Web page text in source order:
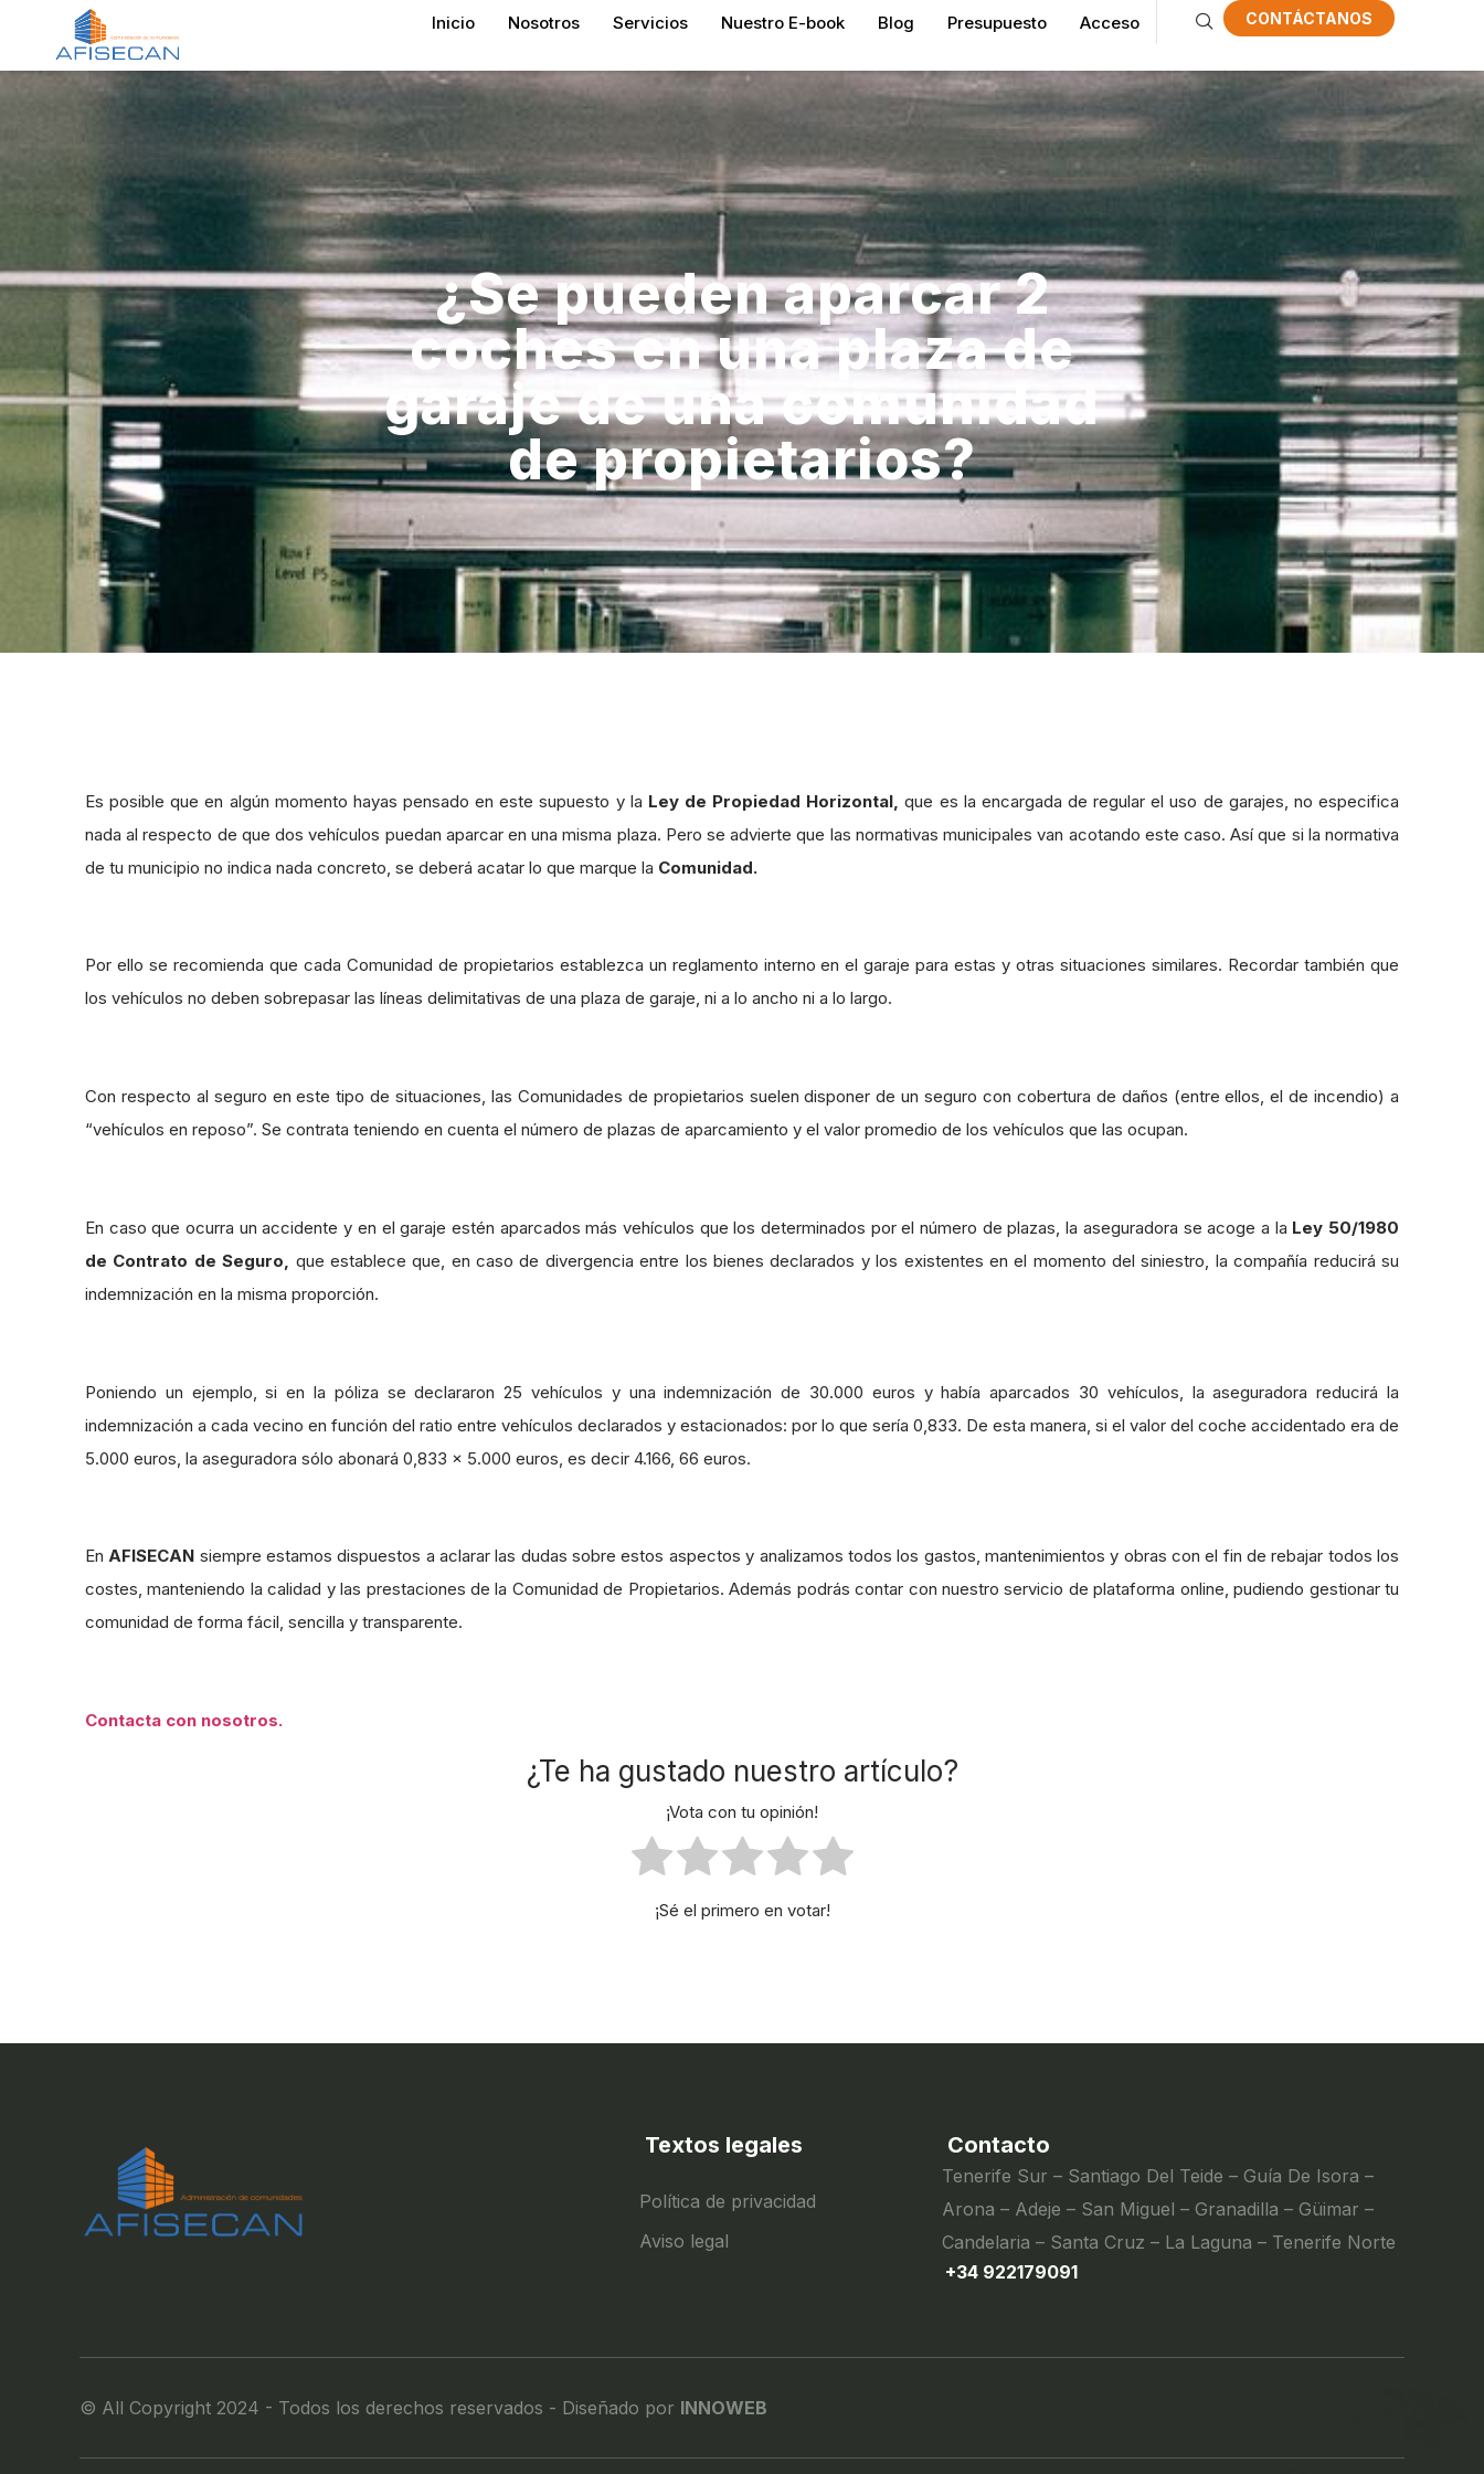
Inicio Nosotros Servicios Nuestro E-book Blog Presupuesto Acceso CONTÁCTANOS
¿Se pueden aparcar 2
coches en una plaza de
garaje de una comunidad
de propietarios?
Es posible que en algún momento hayas pensado en este supuesto y la Ley de Propiedad Horizontal, que es la encargada de regular el uso de garajes, no especifica
nada al respecto de que dos vehículos puedan aparcar en una misma plaza. Pero se advierte que las normativas municipales van acotando este caso. Así que si la normativa
de tu municipio no indica nada concreto, se deberá acatar lo que marque la Comunidad.
Por ello se recomienda que cada Comunidad de propietarios establezca un reglamento interno en el garaje para estas y otras situaciones similares. Recordar también que
los vehículos no deben sobrepasar las líneas delimitativas de una plaza de garaje, ni a lo ancho ni a lo largo.
Con respecto al seguro en este tipo de situaciones, las Comunidades de propietarios suelen disponer de un seguro con cobertura de daños (entre ellos, el de incendio) a
“vehículos en reposo”. Se contrata teniendo en cuenta el número de plazas de aparcamiento y el valor promedio de los vehículos que las ocupan.
En caso que ocurra un accidente y en el garaje estén aparcados más vehículos que los determinados por el número de plazas, la aseguradora se acoge a la Ley 50/1980
de Contrato de Seguro, que establece que, en caso de divergencia entre los bienes declarados y los existentes en el momento del siniestro, la compañía reducirá su
indemnización en la misma proporción.
Poniendo un ejemplo, si en la póliza se declararon 25 vehículos y una indemnización de 30.000 euros y había aparcados 30 vehículos, la aseguradora reducirá la
indemnización a cada vecino en función del ratio entre vehículos declarados y estacionados: por lo que sería 0,833. De esta manera, si el valor del coche accidentado era de
5.000 euros, la aseguradora sólo abonará 0,833 x 5.000 euros, es decir 4.166, 66 euros.
EnAFISECAN siempre estamos dispuestos a aclarar las dudas sobre estos aspectos y analizamos todos los gastos, mantenimientos y obras con el fin de rebajar todos los
costes, manteniendo la calidad y las prestaciones de la Comunidad de Propietarios. Además podrás contar con nuestro servicio de plataforma online, pudiendo gestionar tu
comunidad de forma fácil, sencilla y transparente.
Contacta con nosotros.
¿Te ha gustado nuestro artículo?
¡Vota con tu opinión!
¡Sé el primero en votar!
Textos legales
Política de privacidad
Aviso legal
Contacto
Tenerife Sur – Santiago Del Teide – Guía De Isora –
Arona – Adeje – San Miguel – Granadilla – Güimar –
Candelaria – Santa Cruz – La Laguna – Tenerife Norte
+34 922179091
© All Copyright 2024 - Todos los derechos reservados - Diseñado por INNOWEB